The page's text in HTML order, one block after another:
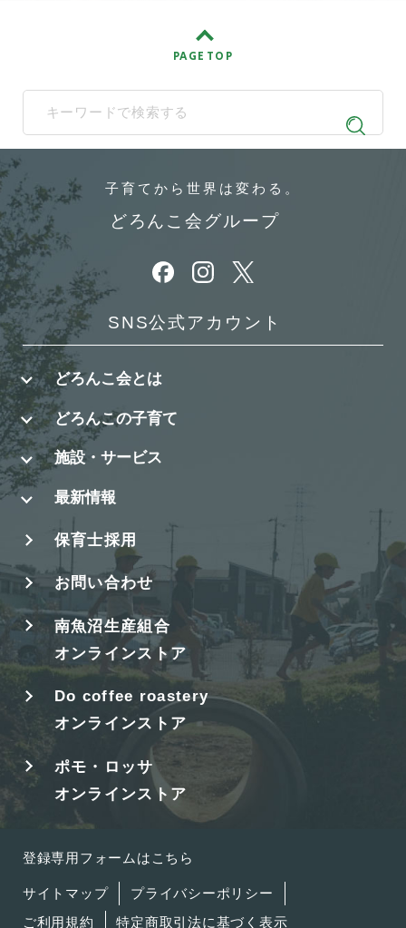
PAGE TOP
When autocomplete results are available use up and down
子育てから 世界は変わる。
どろんこ会グループ
別ウィンドウで開きます
別ウィンドウで開きます
別ウィンドウで開きます
SNS公式アカウント
どろんこ会とは
どろんこの子育て
施設・サービス
最新情報
保育士採用
お問い合わせ
南魚沼生産組合
オンラインストア
Do coffee roastery
オンラインストア
ポモ・ロッサ
オンラインストア
登録専用フォームはこちら
サイトマップ
プライバシーポリシー
ご利用規約
特定商取引法に基づく表示